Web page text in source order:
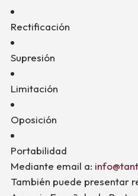
Rectificación
Supresión
Limitación
Oposición
Portabilidad
Mediante email a:
También puede presentar